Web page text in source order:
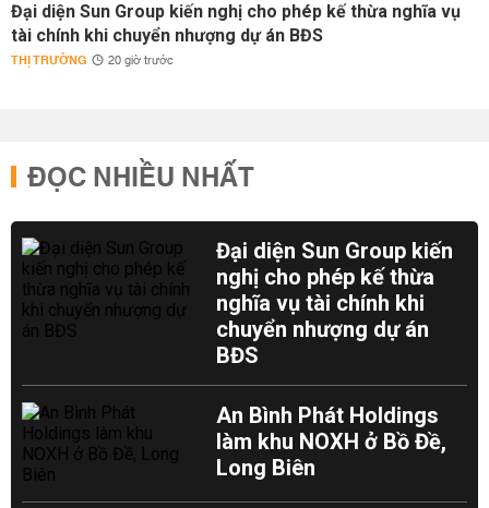
Đại diện Sun Group kiến nghị cho phép kế thừa nghĩa vụ
tài chính khi chuyển nhượng dự án BĐS
THỊ TRƯỜNG 20 giờ trước
ĐỌC NHIỀU NHẤT
Đại diện Sun Group kiến
nghị cho phép kế thừa
nghĩa vụ tài chính khi
chuyển nhượng dự án
BĐS
An Bình Phát Holdings
làm khu NOXH ở Bồ Đề,
Long Biên